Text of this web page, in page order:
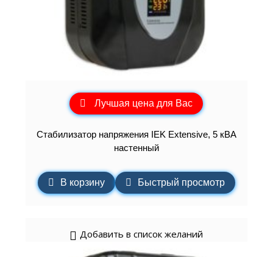
Лучшая цена для Вас
Стабилизатор напряжения IEK Extensive, 5 кВА
настенный
В корзину Быстрый просмотр
Добавить в список желаний